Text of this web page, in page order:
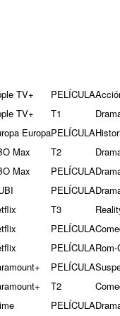
TV+ PELÍCULA
TV+ T1
EuropaPELÍCULA
Max T2
Max PELÍCULA
PELÍCULA
T3
PELÍCULA
PELÍCULA
PELÍCULA
T2
PELÍCULA